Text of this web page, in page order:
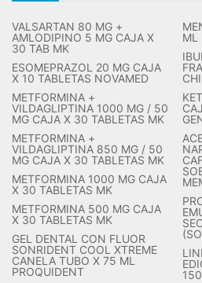
VALSARTAN 80 MG +
AMLODIPINO 5 MG CAJA X
30 TAB MK
ESOMEPRAZOL 20 MG CAJA
X 10 TABLETAS NOVAMED
METFORMINA +
VILDAGLIPTINA 1000 MG / 50
MG CAJA X 30 TABLETAS MK
METFORMINA +
VILDAGLIPTINA 850 MG / 50
MG CAJA X 30 TABLETAS MK
METFORMINA 1000 MG CAJA
X 30 TABLETAS MK
METFORMINA 500 MG CAJA
X 30 TABLETAS MK
GEL DENTAL CON FLUOR
SONRIDENT COOL XTREME
CANELA TUBO X 75 ML
PROQUIDENT